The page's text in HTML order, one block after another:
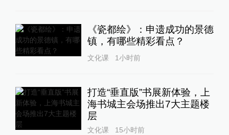
《瓷都绘》：申遗成功的景德
镇，有哪些精彩看点？
文化课 1小时前
打造“垂直版”书展新体验，上
海书城主会场推出7大主题楼
层
文化课 15小时前